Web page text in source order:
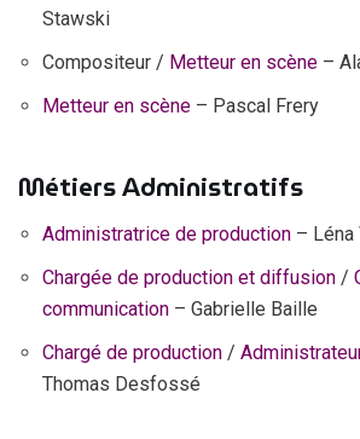
Stawski
Compositeur / Metteur en scène –
Metteur en scène – Pascal Frery
Métiers Administratifs
Administratrice de production – Léna
Chargée de production et diffusion /
communication – Gabrielle Baille
Chargé de production /
Thomas Desfossé